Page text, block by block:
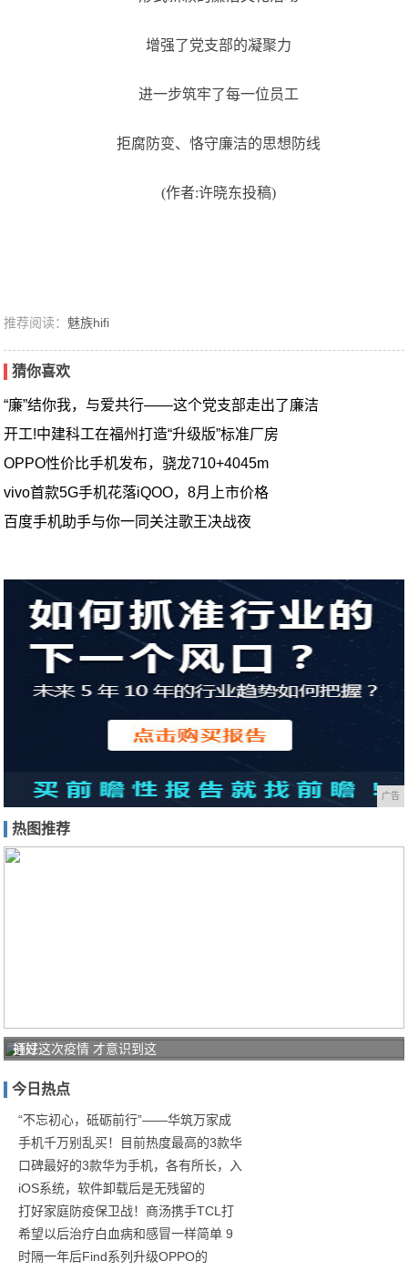
增强了党支部的凝聚力
进一步筑牢了每一位员工
拒腐防变、恪守廉洁的思想防线
(作者:许晓东投稿)
推荐阅读： 魅族hifi
猜你喜欢
“廉”结你我，与爱共行——这个党支部走出了廉洁
开工!中建科工在福州打造“升级版”标准厂房
OPPO性价比手机发布，骁龙710+4045m
vivo首款5G手机花落iQOO，8月上市价格
百度手机助手与你一同关注歌王决战夜
广告
热图推荐
打好
防疫
保卫
战！
商汤
通过这次疫情 才意识到这
今日热点
“不忘初心，砥砺前行”——华筑万家成
手机千万别乱买！目前热度最高的3款华
口碑最好的3款华为手机，各有所长，入
iOS系统，软件卸载后是无残留的
打好家庭防疫保卫战！商汤携手TCL打
希望以后治疗白血病和感冒一样简单 9
时隔一年后Find系列升级OPPO的